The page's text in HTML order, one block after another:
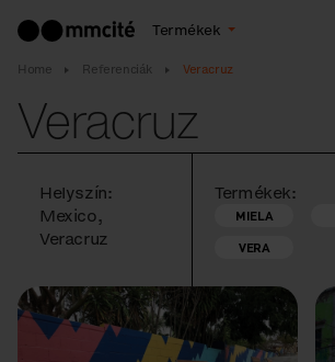
Termékek
Home Referenciák Veracruz
Veracruz
Helyszín:
Mexico,
Veracruz
Termékek:
MIELA
VERA